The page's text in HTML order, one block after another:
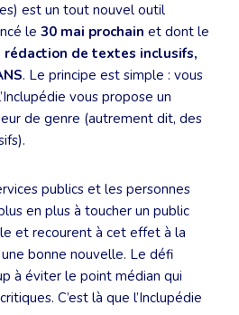
est un tout nouvel outil
le 30 mai prochain et dont le
de textes inclusifs,
. Le principe est simple : vous
vous propose un
de genre (autrement dit, des
publics et les personnes
en plus à toucher un public
et recourent à cet effet à la
une bonne nouvelle. Le défi
à éviter le point médian qui
C’est là que l’Inclupédie